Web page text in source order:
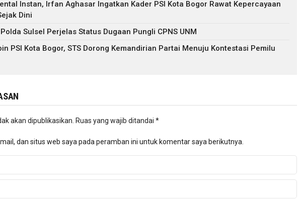
Instan, Irfan Aghasar Ingatkan Kader PSI Kota Bogor Rawat Kepercayaan
Dini
Sulsel Perjelas Status Dugaan Pungli CPNS UNM
PSI Kota Bogor, STS Dorong Kemandirian Partai Menuju Kontestasi Pemilu
akan dipublikasikan. Ruas yang wajib ditandai *
dan situs web saya pada peramban ini untuk komentar saya berikutnya.